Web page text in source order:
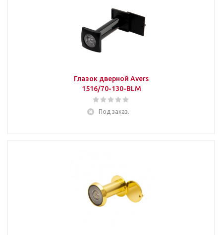
Глазок дверной Avers
1516/70-130-BLM
Под заказ.